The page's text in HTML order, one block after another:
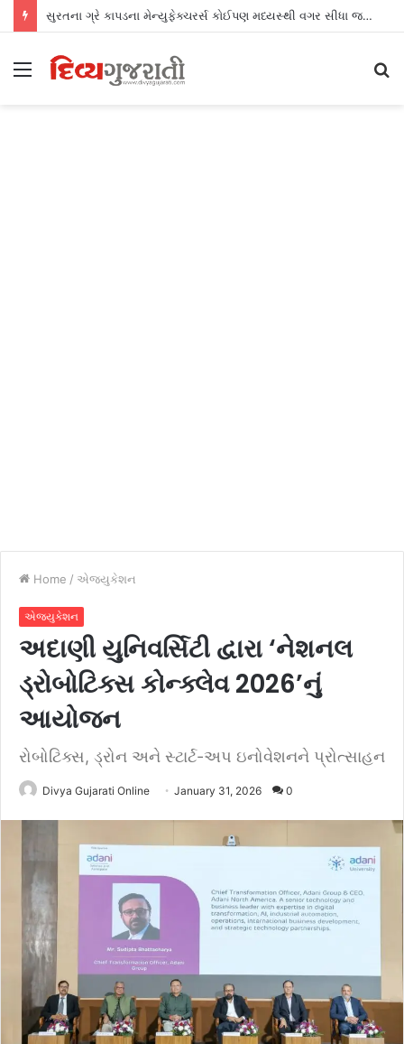
સુરતના ગ્રે કાપડના મેન્યુફેક્ચરર્સ કોઈપણ મધ્યસ્થી વગર સીધા જ શ્રીલંકાના આધુનિક ગારમેન્ટ યુનિટ્સને ફેબ્રિક એક્સપોર્ટ કરી શકશે
Menu
Home / એજ્યુકેશન
એજ્યુકેશન
અદાણી યુનિવર્સિટી દ્વારા ‘નેશનલ
ડ્રોબોટિક્સ કોન્ક્લેવ 2026’નું
આયોજન
રોબોટિક્સ, ડ્રોન અને સ્ટાર્ટ-અપ ઇનોવેશનને પ્રોત્સાહન
Divya Gujarati Online January 31, 2026 0